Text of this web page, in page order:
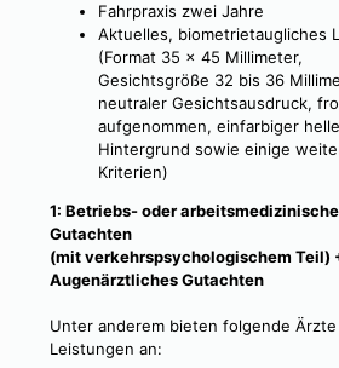
Fahrpraxis zwei Jahre
Aktuelles, biometrietaugliches
(Format 35 x 45 Millimeter,
Gesichtsgröße 32 bis 36
neutraler Gesichtsausdruck,
aufgenommen, einfarbiger
Hintergrund sowie einige
Kriterien)
1: Betriebs- oder
Gutachten
(mit verkehrspsychologischem Teil)
Augenärztliches Gutachten
Unter anderem bieten folgende Ärzte
Leistungen an: